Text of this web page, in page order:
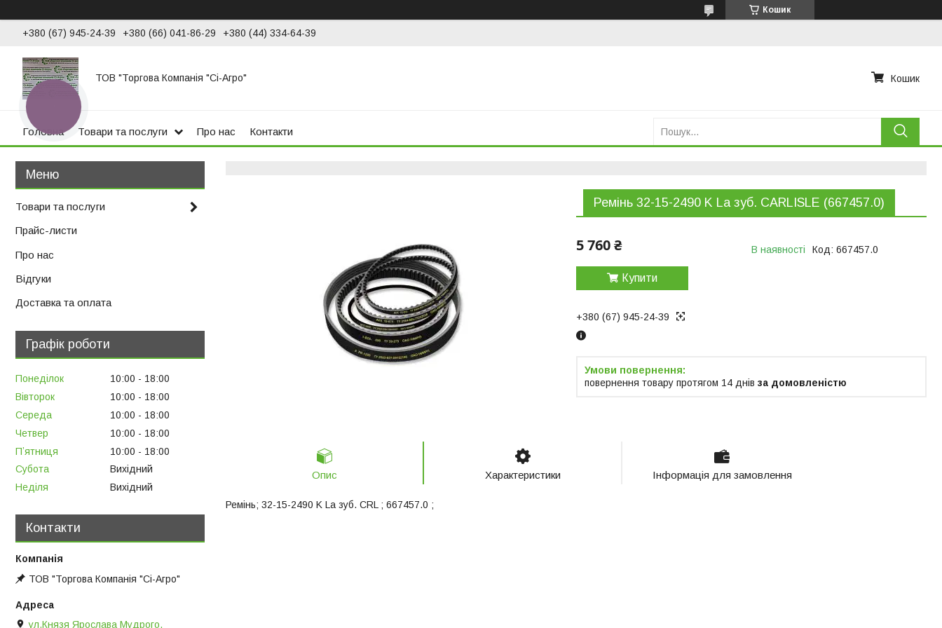
Кошик
+380 (67) 945-24-39 +380 (66) 041-86-29 +380 (44) 334-64-39
ТОВ "Торгова Компанія "Сі-Агро" Кошик
Головна Товари та послуги Про нас Контакти
Ремінь 32-15-2490 K La зуб. CARLISLE (667457.0)
5 760 ₴ В наявності Код: 667457.0
Купити
+380 (67) 945-24-39
повернення товару протягом 14 днів за домовленістю
Опис Характеристики Інформація для замовлення
Ремінь; 32-15-2490 K La зуб. CRL ; 667457.0 ;
Товари та послуги
Прайс-листи
Про нас
Відгуки
Доставка та оплата
Графік роботи
Понеділок 10:00
18:00
Вівторок
10:00
18:00
Середа
10:00
18:00
Четвер
10:00
18:00
Пʼятниця
10:00
18:00
Субота
Вихідний
Неділя
Вихідний
Контакти
ТОВ "Торгова Компанія "Сі-Агро"
ул.Князя Ярослава Мудрого,